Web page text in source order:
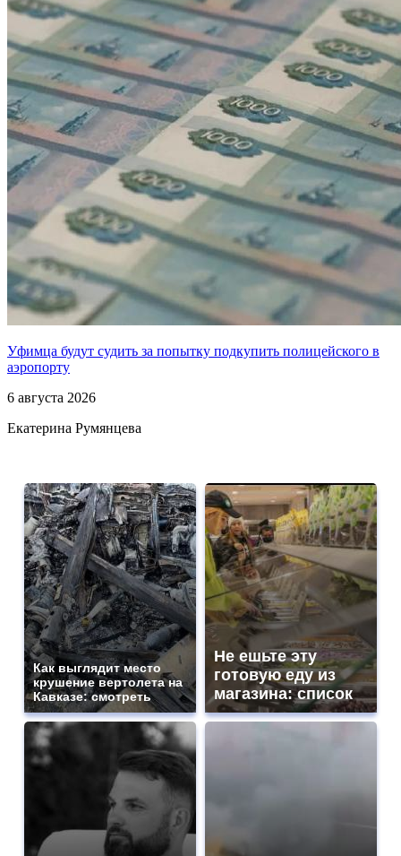
Уфимца будут судить за попытку подкупить полицейского в
аэропорту
6 августа 2026
Екатерина Румянцева
Как выглядит место
крушение вертолета на
Кавказе: смотреть
Не ешьте эту
готовую еду из
магазина: список